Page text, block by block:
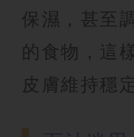
保濕，甚至
的食物，這
皮膚維持穩定